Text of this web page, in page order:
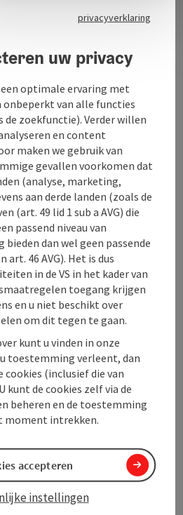
in de originele versie.
Duits ondertiteld. Naast
onderwerpen en
In de buurt
privacyverklaring
uw privacy
optimale ervaring met
onbeperkt van alle functies
zoekfunctie). Verder willen
en content
maken we gebruik van
gevallen voorkomen dat
(analyse, marketing,
aan derde landen (zoals de
(art. 49 lid 1 sub a AVG) die
passend niveau van
bieden dan wel geen passende
art. 46 AVG). Het is dus
in de VS in het kader van
toegang krijgen
en u niet beschikt over
om dit tegen te gaan.
kunt u vinden in onze
toestemming verleent, dan
cookies (inclusief die van
kunt de cookies zelf via de
beheren en de toestemming
moment intrekken.
instellingen
accepteren